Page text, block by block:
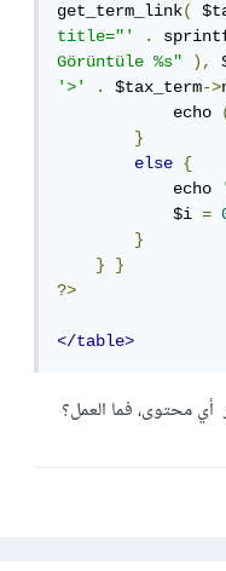
get_term_link(
title="'
.
Görüntüle %s"
),
'>'
. $tax_term->
            echo
}
else
{
            echo
            $i
=
}
}
}
?>
</table>